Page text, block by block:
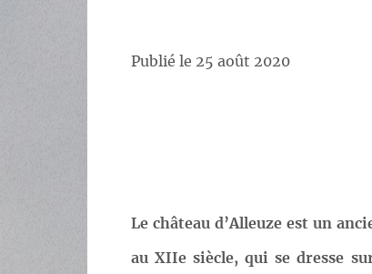
Publié le 25 août 2020
Le château d’Alleuze est un
au XIIe siècle, qui se dresse